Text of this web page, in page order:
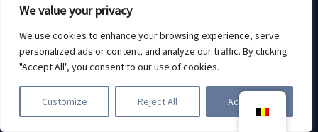
We value your privacy
We use cookies to enhance your browsing experience, serve
personalized ads or content, and analyze our traffic. By clicking
"Accept All", you consent to our use of cookies.
Customize Reject All Accept All
Juridische informatie
Cookiebeleid
Privacybeleid
Gebruiksvoorwaarden
Wie riep me?